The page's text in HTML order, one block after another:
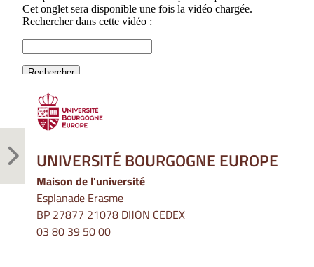
UNIVERSITÉ BOURGOGNE EUROPE
Maison de l'université
Esplanade Erasme
BP 27877 21078 DIJON CEDEX
03 80 39 50 00